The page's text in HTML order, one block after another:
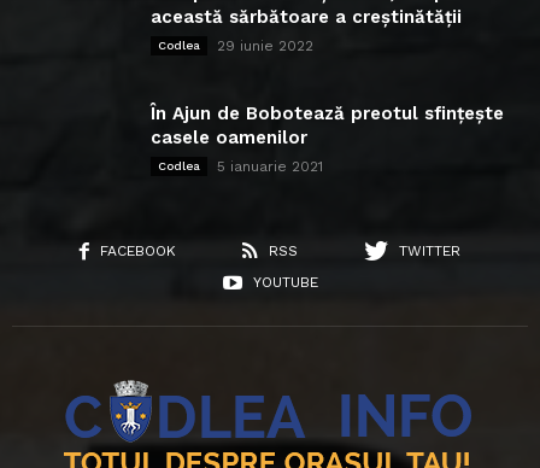
această sărbătoare a creștinătății
Codlea 29 iunie 2022
În Ajun de Bobotează preotul sfințește
casele oamenilor
Codlea 5 ianuarie 2021
FACEBOOK RSS
TWITTER
YOUTUBE